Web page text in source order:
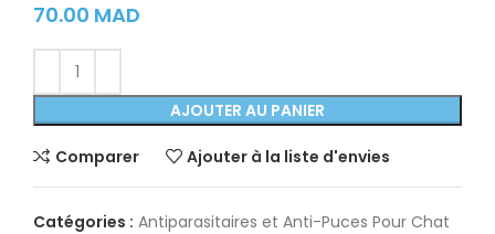
70.00 MAD
AJOUTER AU PANIER
Comparer Ajouter à la liste d'envies
Catégories : Antiparasitaires et Anti-Puces Pour Chat